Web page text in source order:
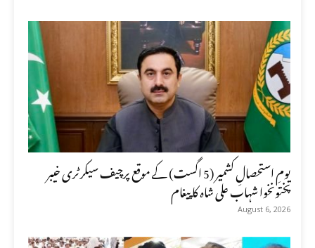
یومِ استحصالِ کشمیر (5 اگست) کے موقع پرچیف سیکرٹری خیبر
پختونخوا شہاب علی شاہ کا پیغام
August 6, 2026